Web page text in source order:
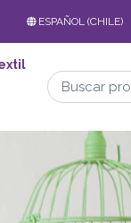
ESPAÑOL (CHILE)